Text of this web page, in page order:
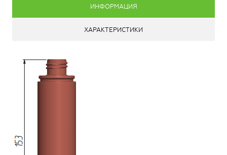
ИНФОРМАЦИЯ
ХАРАКТЕРИСТИКИ